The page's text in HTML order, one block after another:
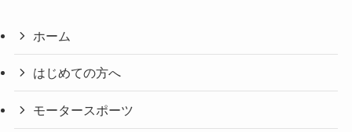
ホーム
はじめての方へ
モータースポーツ